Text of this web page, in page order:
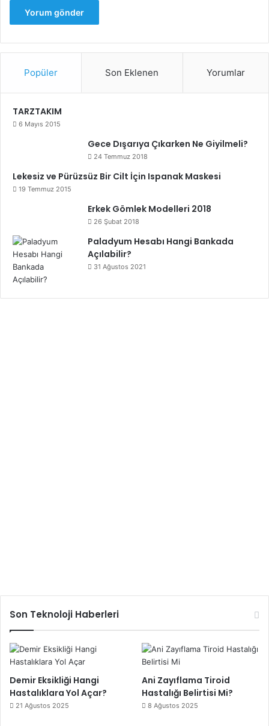
Popüler Son Eklenen Yorumlar
TARZTAKIM
6 Mayıs 2015
Gece Dışarıya Çıkarken Ne Giyilmeli?
24 Temmuz 2018
Lekesiz ve Pürüzsüz Bir Cilt İçin Ispanak Maskesi
19 Temmuz 2015
Erkek Gömlek Modelleri 2018
26 Şubat 2018
Paladyum Hesabı Hangi Bankada
Açılabilir?
31 Ağustos 2021
Son Teknoloji Haberleri
Demir Eksikliği Hangi
Hastalıklara Yol Açar?
21 Ağustos 2025
Ani Zayıflama Tiroid
Hastalığı Belirtisi Mi?
8 Ağustos 2025